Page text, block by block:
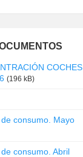
COCHES
(196 kB)
consumo. Mayo
consumo. Abril